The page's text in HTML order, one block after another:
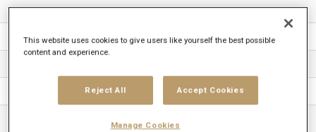
Burbank
Cedar Knolls
This website uses cookies to give users like yourself the best possible
content and experience.
Reject All Accept Cookies
Manage Cookies